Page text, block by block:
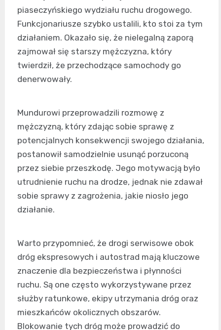
piaseczyńskiego wydziału ruchu drogowego.
Funkcjonariusze szybko ustalili, kto stoi za tym
działaniem. Okazało się, że nielegalną zaporą
zajmował się starszy mężczyzna, który
twierdził, że przechodzące samochody go
denerwowały.
Mundurowi przeprowadzili rozmowę z
mężczyzną, który zdając sobie sprawę z
potencjalnych konsekwencji swojego działania,
postanowił samodzielnie usunąć porzuconą
przez siebie przeszkodę. Jego motywacją było
utrudnienie ruchu na drodze, jednak nie zdawał
sobie sprawy z zagrożenia, jakie niosło jego
działanie.
Warto przypomnieć, że drogi serwisowe obok
dróg ekspresowych i autostrad mają kluczowe
znaczenie dla bezpieczeństwa i płynności
ruchu. Są one często wykorzystywane przez
służby ratunkowe, ekipy utrzymania dróg oraz
mieszkańców okolicznych obszarów.
Blokowanie tych dróg może prowadzić do